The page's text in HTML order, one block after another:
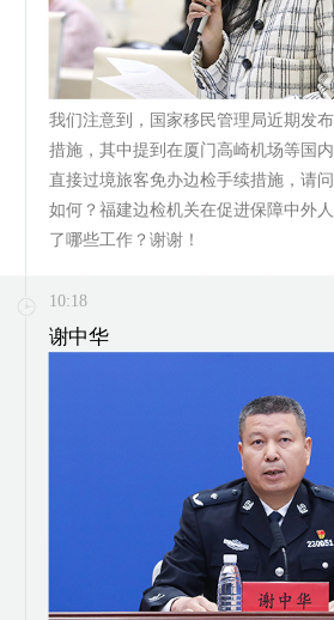
我们注意到，国家移民管理局近期发
措施，其中提到在厦门高崎机场等国
直接过境旅客免办边检手续措施，请
如何？福建边检机关在促进保障中外
了哪些工作？谢谢！
10:18
谢中华